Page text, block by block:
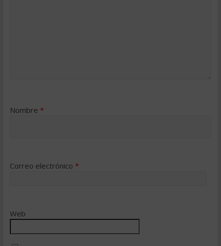
Nombre *
Correo electrónico *
Web